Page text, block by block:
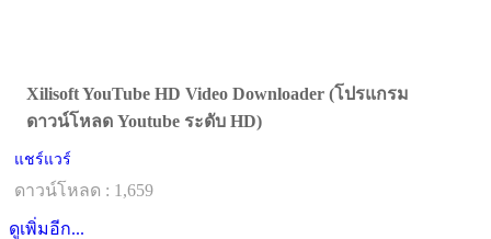
Xilisoft YouTube HD Video Downloader (โปรแกรม
ดาวน์โหลด Youtube ระดับ HD)
แชร์แวร์
ดาวน์โหลด : 1,659
ดูเพิ่มอีก...